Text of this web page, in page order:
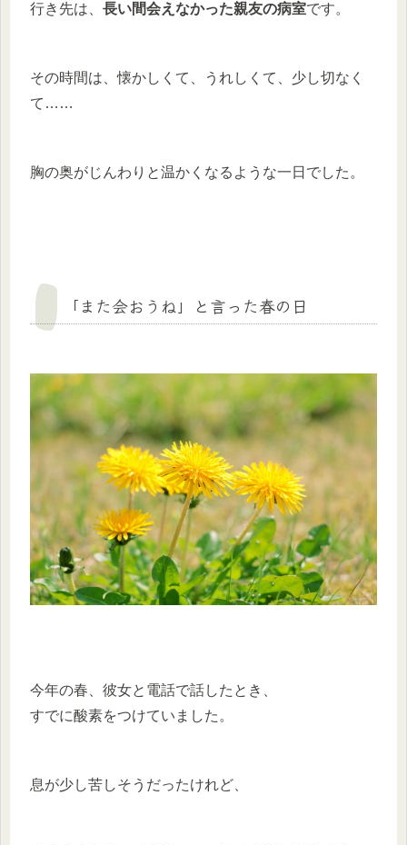
行き先は、 長い間会えなかった親友の病室です。
その時間は、懐かしくて、うれしくて、少し切なく
て……
胸の奥がじんわりと温かくなるような一日でした。
「また会おうね」と言った春の日
今年の春、彼女と電話で話したとき、
すでに酸素をつけていました。
息が少し苦しそうだったけれど、